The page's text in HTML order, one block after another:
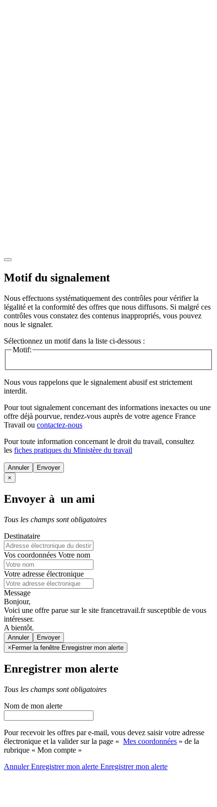
Motif du signalement
Nous effectuons systématiquement des contrôles pour vérifier la
légalité et la conformité des offres que nous diffusons. Si malgré ces
contrôles vous constatez des contenus inappropriés, vous pouvez
nous le signaler.
Sélectionnez un motif dans la liste ci-dessous :
Motif:
Nous vous rappelons que le signalement abusif est strictement
interdit.
Pour tout signalement concernant des informations inexactes ou une
offre déjà pourvue, rendez-vous auprès de votre agence France
Travail ou contactez-nous
Pour toute information concernant le droit du travail, consultez
les fiches pratiques du Ministère du travail
Annuler
×
Envoyer à un ami
Tous les champs sont obligatoires
Destinataire
Vos coordonnées Votre nom
Votre adresse électronique
Message
Bonjour,
Voici une offre parue sur le site francetravail.fr susceptible de vous
intéresser.
A bientôt.
Annuler
× Fermer la fenêtre Enregistrer mon alerte
Enregistrer mon alerte
Tous les champs sont obligatoires
Nom de mon alerte
Pour recevoir les offres par e-mail, vous devez saisir votre adresse
électronique et la valider sur la page « Mes coordonnées » de la
rubrique « Mon compte »
AnnulerEnregistrer mon alerte Enregistrermon alerte